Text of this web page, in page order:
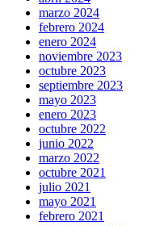
marzo 2024
febrero 2024
enero 2024
noviembre 2023
octubre 2023
septiembre 2023
mayo 2023
enero 2023
octubre 2022
junio 2022
marzo 2022
octubre 2021
julio 2021
mayo 2021
febrero 2021